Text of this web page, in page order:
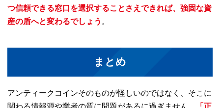
つ信頼できる窓口を選択することさえできれば、強固な資
産の盾へと変わるでしょう 。
まとめ
アンティークコインそのものが怪しいのではなく、そこに
関わる情報源や業者の質に問題があるに過ぎません。
「正